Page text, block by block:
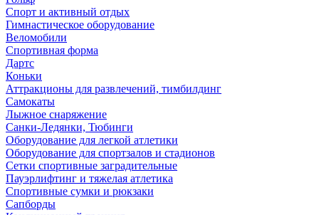
Спорт и активный отдых
Гимнастическое оборудование
Веломобили
Спортивная форма
Дартс
Коньки
Аттракционы для развлечений, тимбилдинг
Самокаты
Лыжное снаряжение
Санки-Ледянки, Тюбинги
Оборудование для легкой атлетики
Оборудование для спортзалов и стадионов
Сетки спортивные заградительные
Пауэрлифтинг и тяжелая атлетика
Спортивные сумки и рюкзаки
Сапборды